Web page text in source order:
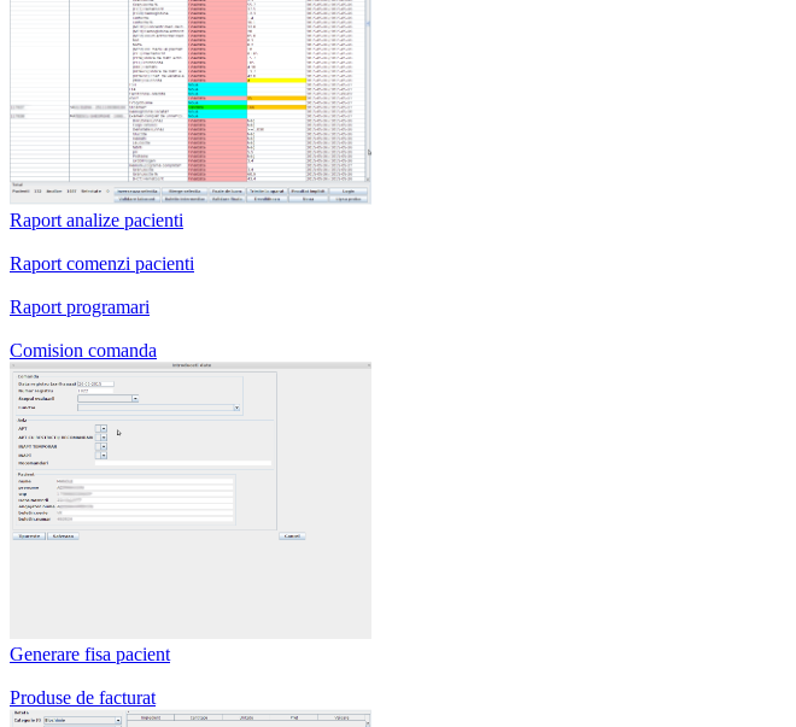
Raport analize pacienti
Raport comenzi pacienti
Raport programari
Comision comanda
Generare fisa pacient
Produse de facturat